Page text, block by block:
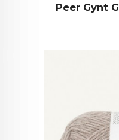
Peer Gynt